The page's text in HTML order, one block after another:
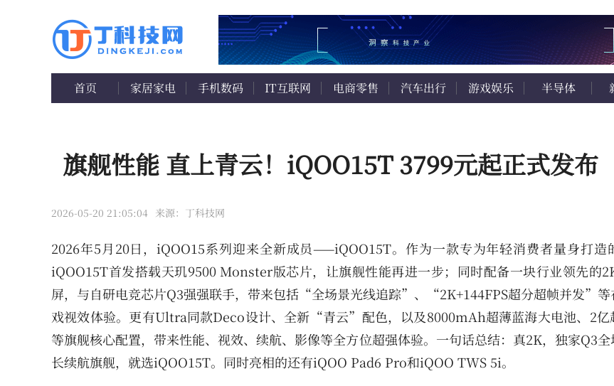
首页 家居家电 手机数码 IT互联网 电商零售 汽车出行 游戏娱乐 半导体
旗舰性能 直上青云！iQOO15T 3799元起正式发布
2026-05-20 21:05:04 来源：丁科技网
2026年5月20日，iQOO15系列迎来全新成员——iQOO15T。作为一款专为年轻消费者量身打造
iQOO15T首发搭载天玑9500 Monster版芯片，让旗舰性能再进一步；同时配备一块行业领先的
屏，与自研电竞芯片Q3强强联手，带来包括“全场景光线追踪”、“2K+144FPS超分超帧并发”等
戏视效体验。更有Ultra同款Deco设计、全新“青云”配色，以及8000mAh超薄蓝海大电池、2亿
等旗舰核心配置，带来性能、视效、续航、影像等全方位超强体验。一句话总结：真2K，独家Q3
长续航旗舰，就选iQOO15T。同时亮相的还有iQOO Pad6 Pro和iQOO TWS 5i。